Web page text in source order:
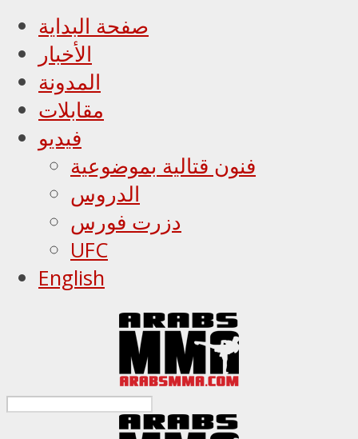
صفحة البداية
الأخبار
المدونة
مقابلات
فيديو
فنون قتالية بموضوعية
الدروس
دزرت فورس
UFC
English